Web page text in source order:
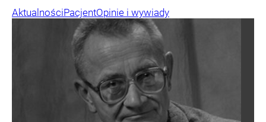
AktualnościPacjentOpinie i wywiady